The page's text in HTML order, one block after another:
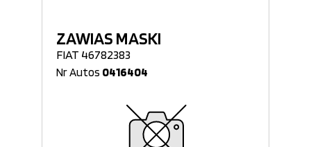
ZAWIAS MASKI
FIAT 46782383
Nr Autos 0416404